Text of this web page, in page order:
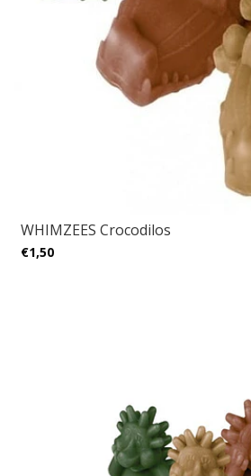
WHIMZEES Crocodilos
€1,50